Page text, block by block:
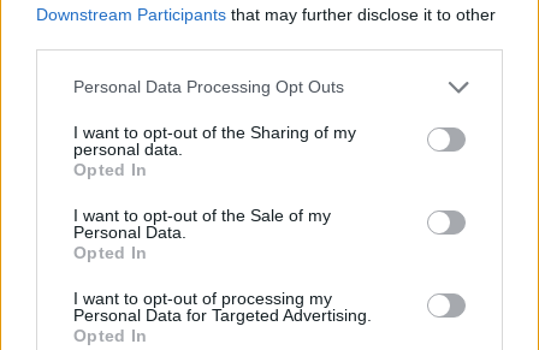
Downstream Participants that may further disclose it to other
Personal Data Processing Opt Outs
I want to opt-out of the Sharing of my
personal data.
Opted In
I want to opt-out of the Sale of my
Personal Data.
Opted In
I want to opt-out of processing my
Personal Data for Targeted Advertising.
Opted In